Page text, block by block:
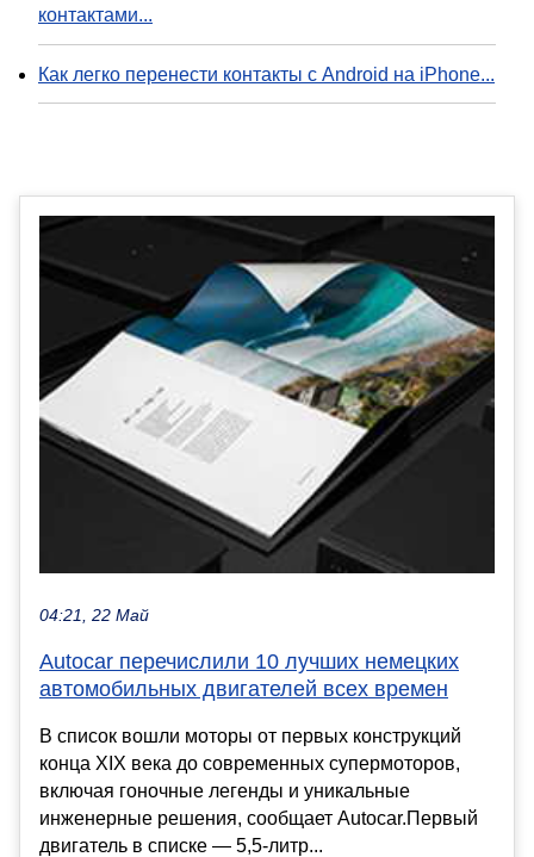
контактами...
Как легко перенести контакты с Android на iPhone...
04:21, 22 Май
Autocar перечислили 10 лучших немецких
автомобильных двигателей всех времен
В список вошли моторы от первых конструкций
конца XIX века до современных супермоторов,
включая гоночные легенды и уникальные
инженерные решения, сообщает Autocar.Первый
двигатель в списке — 5,5-литр...